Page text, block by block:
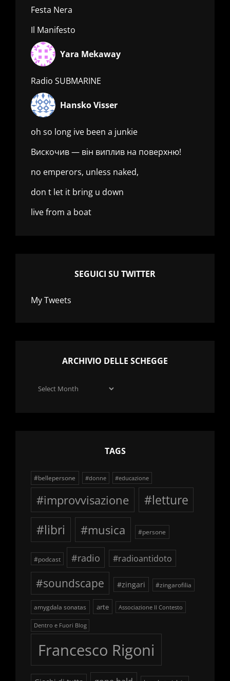
Festa Nera
Il Manifesto
Yara Mekaway
Radio SUBMARINE
Hansko Visser
oh so long ive been a junkie
Вискочив — він виплив на поверхню!
no emperors, unless naked,
don t let it bring u down
live from a boat
SEGUICI SU TWITTER
My Tweets
ARCHIVIO DELLE SCHEGGE
Archivio
TAGS
#bellepersone #donne #educazione
#improvvisazione
#letture
#libri
#musica #persone
#podcast #radio #radioantidoto
#soundscape #zingari #zingarofilia
amygdala sonatas arte Associazione Il Contesto
Dentro e Fuori Blog
Francesco Rigoni